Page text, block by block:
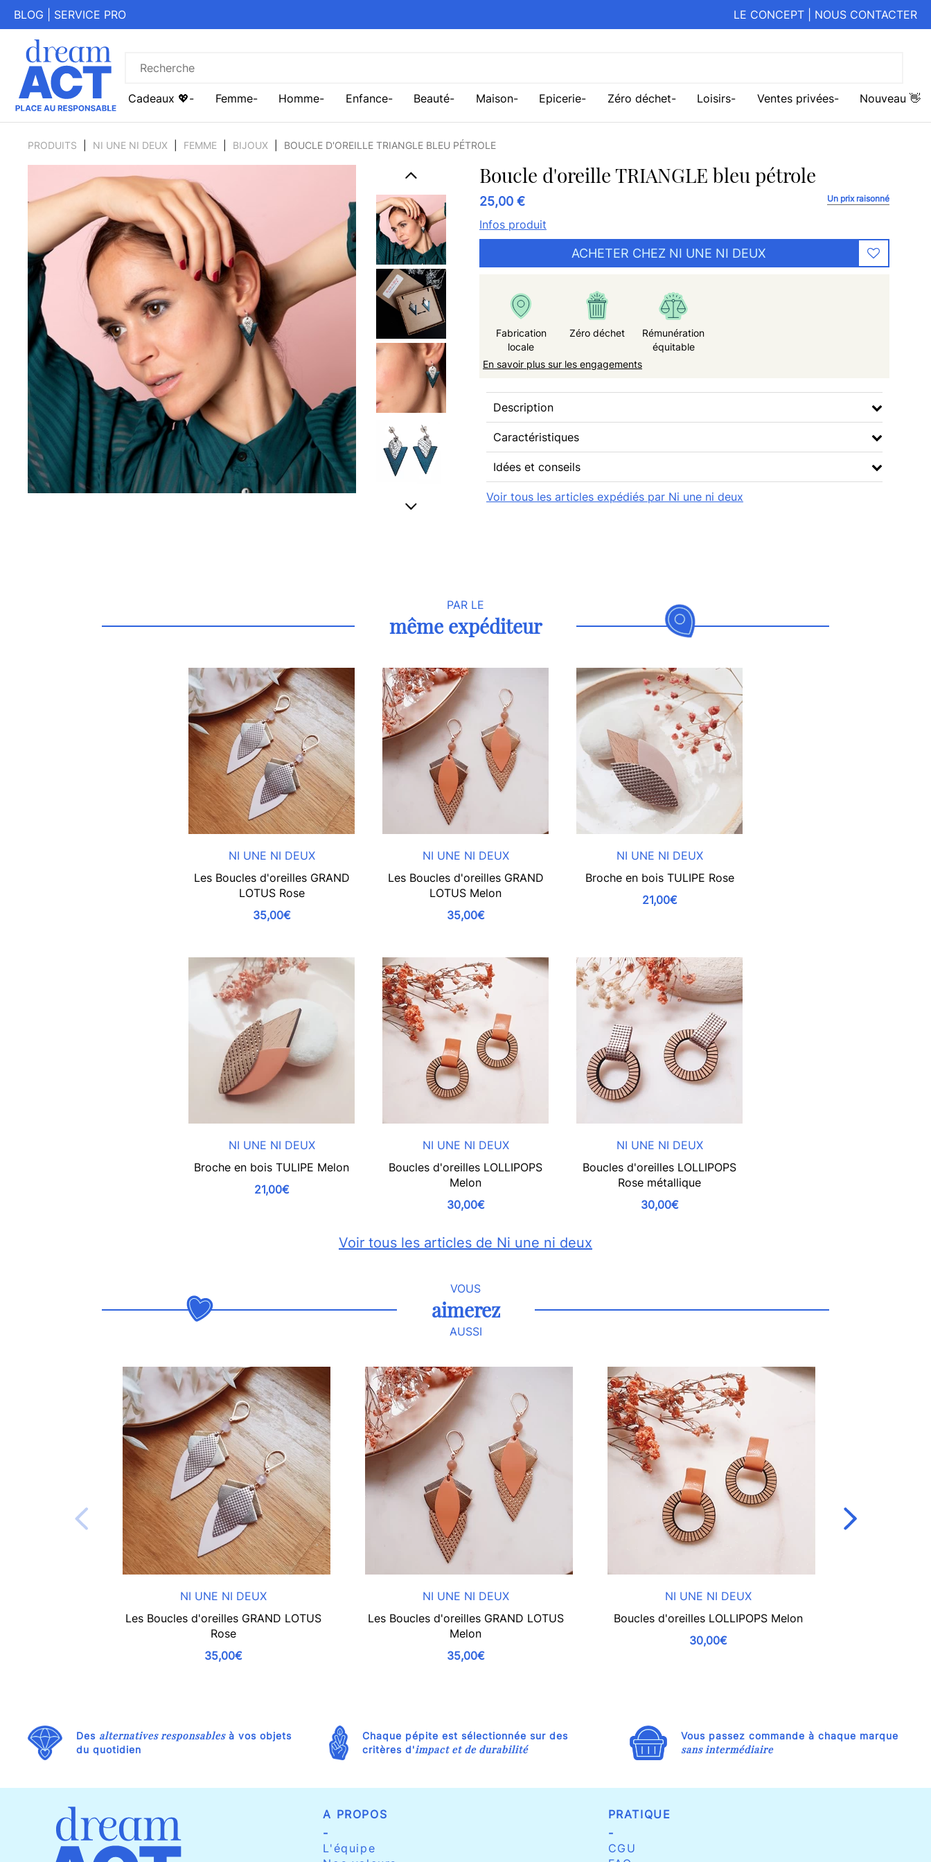
BLOG SERVICE PRO LE CONCEPT NOUS CONTACTER
Cadeaux 💖 Femme Homme Enfance Beauté Maison Epicerie Zéro déchet Loisirs Ventes privées Nouveau 👋
PRODUITS NI UNE NI DEUX FEMME BIJOUX BOUCLE D'OREILLE TRIANGLE BLEU PÉTROLE
Boucle d'oreille TRIANGLE bleu pétrole
25,00 € Un prix raisonné
Infos produit
ACHETER CHEZ NI UNE NI DEUX
Fabrication
locale
Zéro déchet
Rémunération
équitable
En savoir plus sur les engagements
Description
Caractéristiques
Idées et conseils
Voir tous les articles expédiés par Ni une ni deux
PAR LE
même expéditeur
NI UNE NI DEUX
Les Boucles d'oreilles GRAND
LOTUS Rose
35,00€
NI UNE NI DEUX
Les Boucles d'oreilles GRAND
LOTUS Melon
35,00€
NI UNE NI DEUX
Broche en bois TULIPE Rose
21,00€
NI UNE NI DEUX
Broche en bois TULIPE Melon
21,00€
NI UNE NI DEUX
Boucles d'oreilles LOLLIPOPS
Melon
30,00€
NI UNE NI DEUX
Boucles d'oreilles LOLLIPOPS
Rose métallique
30,00€
Voir tous les articles de Ni une ni deux
VOUS
aimerez
AUSSI
NI UNE NI DEUX
Les Boucles d'oreilles GRAND LOTUS
Rose
35,00€
NI UNE NI DEUX
Les Boucles d'oreilles GRAND LOTUS
Melon
35,00€
NI UNE NI DEUX
Boucles d'oreilles LOLLIPOPS Melon
30,00€
Des alternatives responsablesà vos objets
du quotidien
Chaque pépite est sélectionnée sur des
critères d'impact et de durabilité
Vous passez commande à chaque marque
sans intermédiaire
A PROPOS
-
L'équipe
PRATIQUE
-
CGU